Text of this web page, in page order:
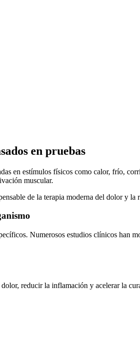
en pruebas
en estímulos físicos como calor, frío,
muscular.
de la terapia moderna del dolor y la
Numerosos estudios clínicos han
reducir la inflamación y acelerar la